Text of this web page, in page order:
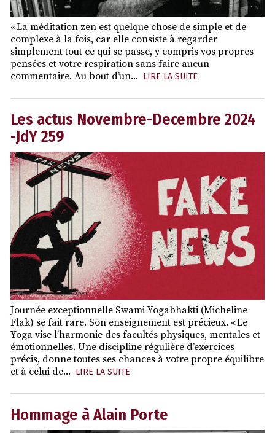
« La méditation zen est quelque chose de simple et de
complexe à la fois, car elle consiste à regarder
simplement tout ce qui se passe, y compris vos propres
pensées et votre respiration sans faire aucun
commentaire. Au bout d’un... LIRE LA SUITE
Les actus Novembre-Decembre 2024
-JdY 259
Journée exceptionnelle Swami Yogabhakti (Micheline
Flak) se fait rare. Son enseignement est précieux. « Le
Yoga vise l’harmonie des facultés physiques, mentales et
émotionnelles. Une discipline régulière d’exercices
précis, donne toutes ses chances à votre propre équilibre
et à celui de... LIRE LA SUITE
Hommage à Alain Porte